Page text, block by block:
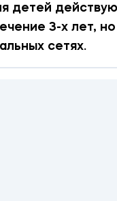
детей
3-х лет,
сетях.